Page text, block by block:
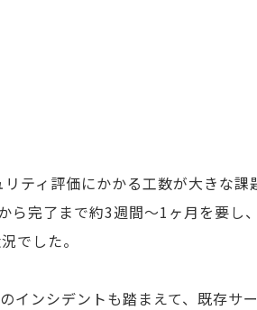
ティ評価にかかる工数が大きな課
ら完了まで約3週間〜1ヶ月を要し
でした。
インシデントも踏まえて、既存サ